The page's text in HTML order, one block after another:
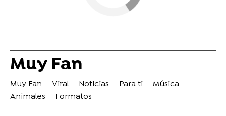
Muy Fan
Muy Fan Viral Noticias Para ti
Música
Animales
Formatos